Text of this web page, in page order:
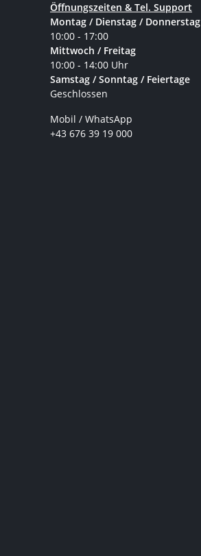
Öffnungszeiten & Tel. Support
Montag / Dienstag / Donnerstag
10:00 - 17:00
Mittwoch / Freitag
10:00 - 14:00 Uhr
Samstag / Sonntag / Feiertage
Geschlossen
Mobil / WhatsApp
+43 676 39 19 000